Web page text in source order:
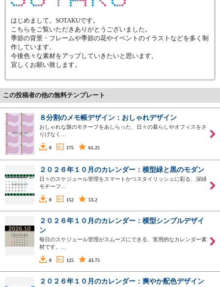
はじめまして。SOTAKUです。
こちらをご覧いただきありがとうございました。
季節の背景・フレームや季節の花やイベントのイラストなどを多く制
作しています。
今後色々な素材をアップしていきたいと思います。
宜しくお願い致します。
この投稿者の他の無料テンプレート
８分割のメモ帳デザイン：おしゃれデザイン
おしゃれな旗のモチーフをあしらった、日々の暮らしやオフィスをさ
りげなく…
0 175 61.25
２０２６年１０月のカレンダー：横型緑と黒のモダン
日々のスケジュール管理をスマートかつスタイリッシュに彩る、深緑
モチーフ…
0 152 53.2
２０２６年１０月のカレンダー：横型シンプルデザイ
ン
毎日のスケジュール管理がスムーズにできる、実用的なカレンダー素
材です。…
0 125 43.75
２０２６年１０月のカレンダー：爽やか配色デザイン